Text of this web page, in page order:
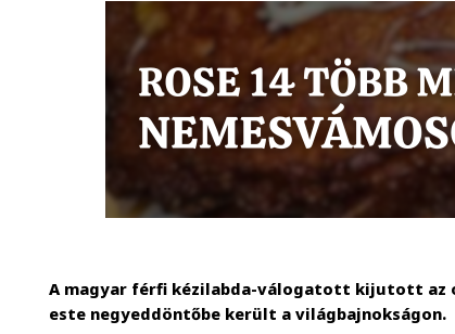
A magyar férfi kézilabda-válogatott kijutott az
este negyeddöntőbe került a világbajnokságon.